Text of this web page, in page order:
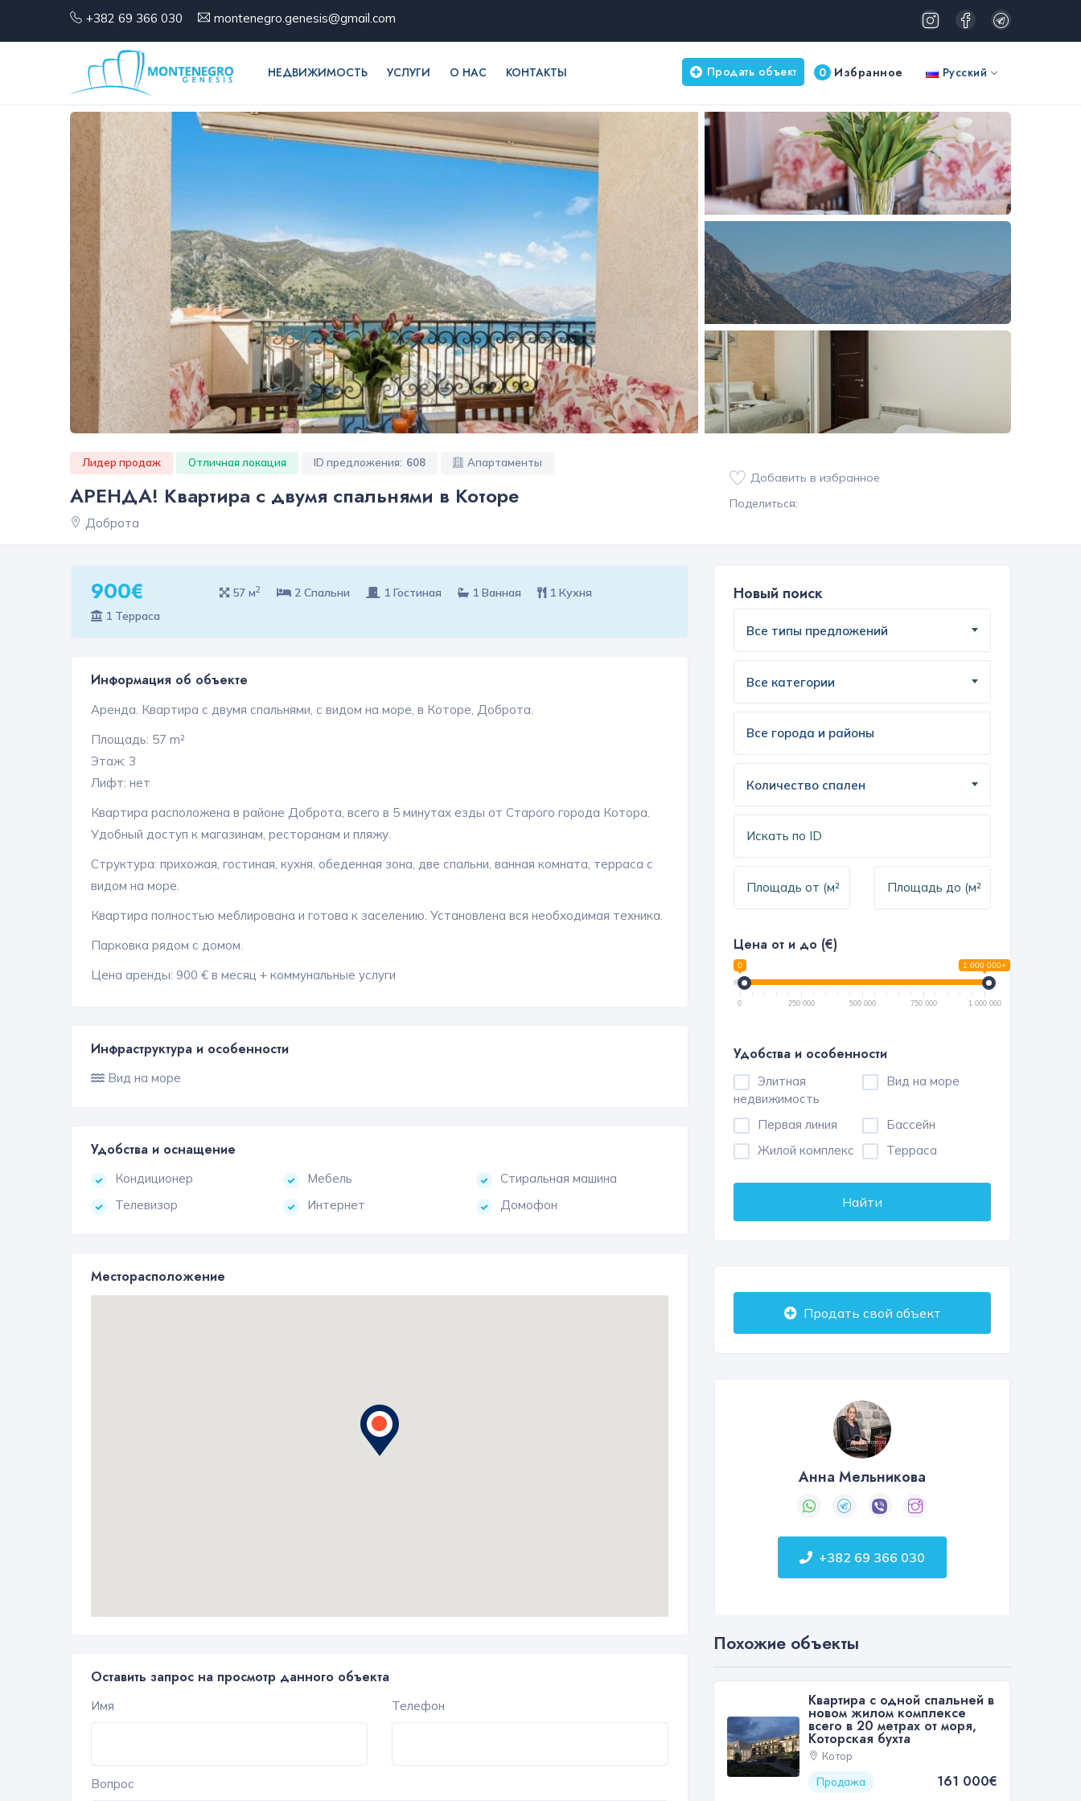
+382 69 366 030 montenegro.genesis@gmail.com
НЕДВИЖИМОСТЬ УСЛУГИ О НАС КОНТАКТЫ 0 Избранное Русский
Продать объект
Лидер продаж Отличная локация ID предложения: 608 Апартаменты
АРЕНДА! Квартира с двумя спальнями в Которе
Доброта
Добавить в избранное
Поделиться:
900€ 57 м2 2 Спальни 1 Гостиная 1 Ванная
1 Кухня
1 Терраса
Информация об объекте
Аренда. Квартира с двумя спальнями, с видом на море, в Которе, Доброта.
Площадь: 57 m²
Этаж: 3
Лифт: нет
Квартира расположена в районе Доброта, всего в 5 минутах езды от Старого города Котора.
Удобный доступ к магазинам, ресторанам и пляжу.
Структура: прихожая, гостиная, кухня, обеденная зона, две спальни, ванная комната, терраса с
видом на море.
Квартира полностью меблирована и готова к заселению. Установлена вся необходимая техника.
Парковка рядом с домом.
Цена аренды: 900 € в месяц + коммунальные услуги
Инфраструктура и особенности
Вид на море
Удобства и оснащение
Кондиционер Мебель
Стиральная машина
Телевизор
Интернет Домофон
Месторасположение
Оставить запрос на просмотр данного объекта
Имя Телефон
Вопрос
Новый поиск
Все типы предложений
Все категории
Количество спален
Цена от и до (€)
0 1 000 000+
0 250 000 500 000 750 000 1 000 000
Удобства и особенности
Элитная
недвижимость
Вид на море
Первая линия
Бассейн
Жилой комплекс
Терраса
Найти
Продать свой объект
Анна Мельникова
+382 69 366 030
Похожие объекты
Квартира с одной спальней в
новом жилом комплексе
всего в 20 метрах от моря,
Которская бухта
Котор
Продажа
161 000€